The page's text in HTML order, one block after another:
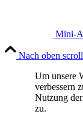
Mini-
Nach oben
Um unsere
verbessern
Nutzung
zu.